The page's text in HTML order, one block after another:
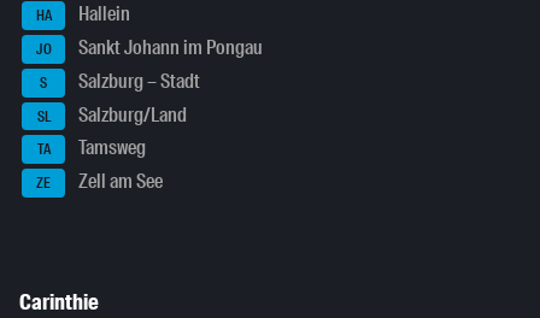
HA Hallein
JO Sankt Johann im Pongau
S Salzburg – Stadt
SL Salzburg/Land
TA Tamsweg
ZE Zell am See
Carinthie